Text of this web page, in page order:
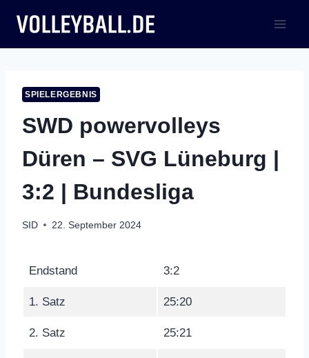
Inhalt
springen
SPIELERGEBNIS
SWD powervolleys
Düren – SVG Lüneburg |
3:2 | Bundesliga
SID 22. September 2024
Endstand 3:2
1. Satz 25:20
2. Satz 25:21